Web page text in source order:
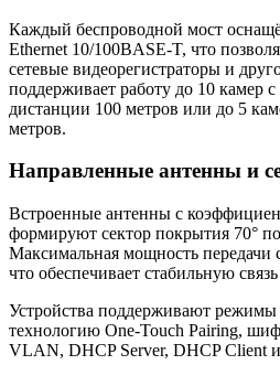
Каждый беспроводной мост
Ethernet 10/100BASE-T, что
сетевые видеорегистраторы и
поддерживает работу до 10 камер
дистанции 100 метров или до 5
метров.
Направленные антенны и
Встроенные антенны с
формируют сектор покрытия 70°
Максимальная мощность передачи
что обеспечивает стабильную
Устройства поддерживают режимы
технологию One-Touch Pairing,
VLAN, DHCP Server, DHCP Client